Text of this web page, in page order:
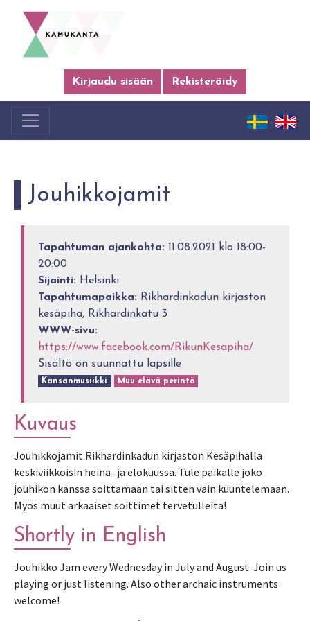
Kirjaudu sisään Rekisteröidy
Jouhikkojamit
Tapahtuman ajankohta: 11.08.2021 klo 18:00-
20:00
Sijainti: Helsinki
Tapahtumapaikka: Rikhardinkadun kirjaston
kesäpiha, Rikhardinkatu 3
WWW-sivu:
https://www.facebook.com/RikunKesapiha/
Sisältö on suunnattu lapsille
Kansanmusiikki Muu elävä perintö
Kuvaus
Jouhikkojamit Rikhardinkadun kirjaston Kesäpihalla
keskiviikkoisin heinä- ja elokuussa. Tule paikalle joko
jouhikon kanssa soittamaan tai sitten vain kuuntelemaan.
Myös muut arkaaiset soittimet tervetulleita!
Shortly in English
Jouhikko Jam every Wednesday in July and August. Join us
playing or just listening. Also other archaic instruments
welcome!